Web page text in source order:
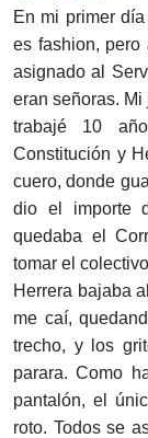
En mi primer
es fashion, pero
asignado al
eran señoras.
trabajé 10
Constitución y
cuero, donde
dio el importe
quedaba el
tomar el
Herrera bajaba
me caí,
trecho, y los
parara. Como
pantalón, el
roto. Todos se